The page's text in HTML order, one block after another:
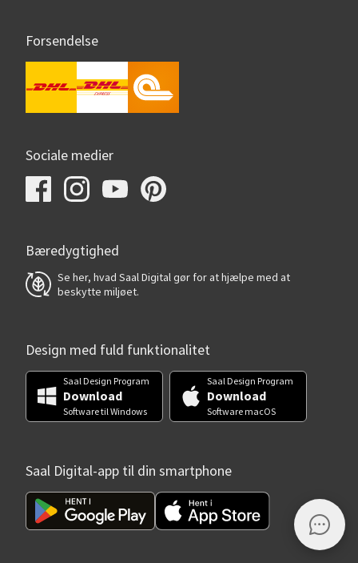
Forsendelse
Sociale medier
Bæredygtighed
Se her, hvad Saal Digital gør for at hjælpe med at
beskytte miljøet.
Design med fuld funktionalitet
Saal Design Program
Download
Software til Windows
Saal Design Program
Download
Software macOS
Saal Digital-app til din smartphone